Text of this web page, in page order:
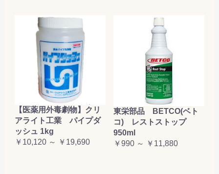
【医薬用外毒劇物】クリ
アライト工業 パイプダ
ッシュ 1kg
￥10,120 ～ ￥19,690
東栄部品 BETCO(ベト
コ) レストストップ
950ml
￥990 ～ ￥11,880